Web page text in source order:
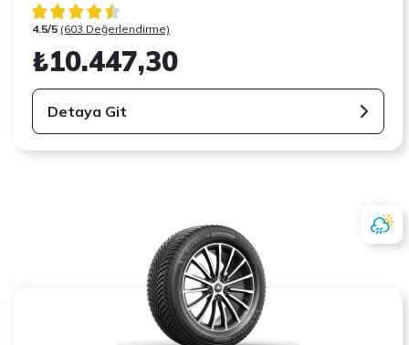
4.5/5 (603 Değerlendirme)
₺10.447,30
Detaya Git